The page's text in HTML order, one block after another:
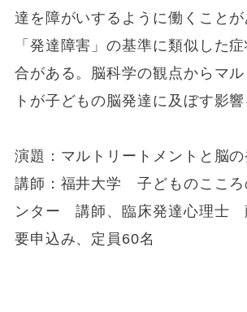
達を障がいするように働くこと
「発達障害」の基準に類似した
合がある。脳科学の観点からマ
トが子どもの脳発達に及ぼす影響
演題：マルトリートメントと脳の
講師：福井大学 子どものこころ
ンター 講師、臨床発達心理士
要申込み、定員60名